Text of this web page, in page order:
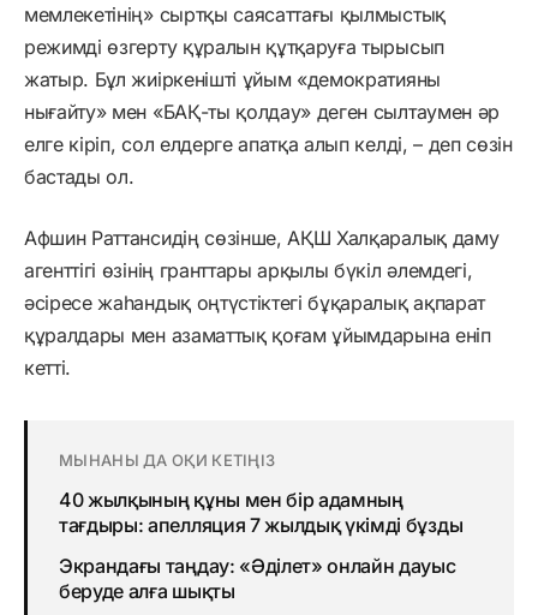
мемлекетінің» сыртқы саясаттағы қылмыстық
режимді өзгерту құралын құтқаруға тырысып
жатыр. Бұл жиіркенішті ұйым «демократияны
нығайту» мен «БАҚ-ты қолдау» деген сылтаумен әр
елге кіріп, сол елдерге апатқа алып келді, – деп сөзін
бастады ол.
Афшин Раттансидің сөзінше, АҚШ Халқаралық даму
агенттігі өзінің гранттары арқылы бүкіл әлемдегі,
әсіресе жаһандық оңтүстіктегі бұқаралық ақпарат
құралдары мен азаматтық қоғам ұйымдарына еніп
кетті.
МЫНАНЫ ДА ОҚИ КЕТІҢІЗ
40 жылқының құны мен бір адамның
тағдыры: апелляция 7 жылдық үкімді бұзды
Экрандағы таңдау: «Әділет» онлайн дауыс
беруде алға шықты